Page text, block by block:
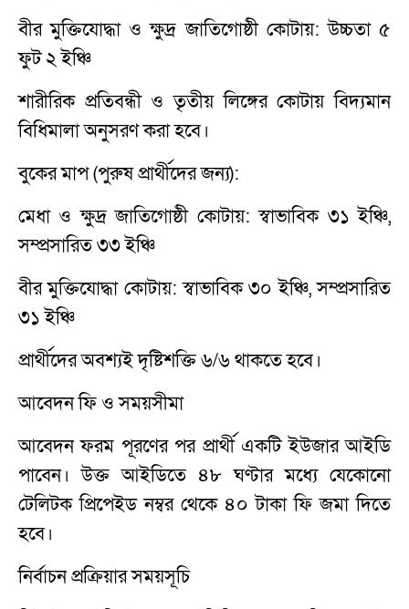
বীর মুক্তিযোদ্ধা ও ক্ষুদ্র জাতিগোষ্ঠী কোটায়: উচ্চতা ৫
ফুট ২ ইঞ্চি
শারীরিক প্রতিবন্ধী ও তৃতীয় লিঙ্গের কোটায় বিদ্যমান
বিধিমালা অনুসরণ করা হবে।
বুকের মাপ (পুরুষ প্রার্থীদের জন্য):
মেধা ও ক্ষুদ্র জাতিগোষ্ঠী কোটায়: স্বাভাবিক ৩১ ইঞ্চি,
সম্প্রসারিত ৩৩ ইঞ্চি
বীর মুক্তিযোদ্ধা কোটায়: স্বাভাবিক ৩০ ইঞ্চি, সম্প্রসারিত
৩১ ইঞ্চি
প্রার্থীদের অবশ্যই দৃষ্টিশক্তি ৬/৬ থাকতে হবে।
আবেদন ফি ও সময়সীমা
আবেদন ফরম পূরণের পর প্রার্থী একটি ইউজার আইডি
পাবেন। উক্ত আইডিতে ৪৮ ঘণ্টার মধ্যে যেকোনো
টেলিটক প্রিপেইড নম্বর থেকে ৪০ টাকা ফি জমা দিতে
হবে।
নির্বাচন প্রক্রিয়ার সময়সূচি